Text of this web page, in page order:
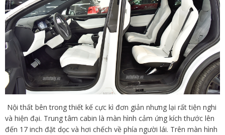
Nội thất bên trong thiết kế cực kì đơn giản nhưng lại rất tiện nghi
và hiện đại. Trung tâm cabin là màn hình cảm ứng kích thước lên
đến 17 inch đặt dọc và hơi chếch về phía người lái. Trên màn hình